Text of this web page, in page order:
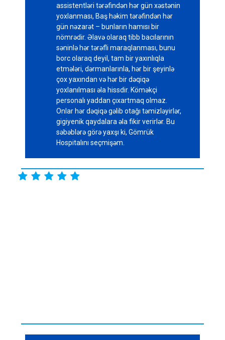
assistentləri tərəfindən hər gün xəstənin
yoxlanması, Baş həkim tərəfindən hər
gün nəzarət – bunların hamısı bir
nömrədir. Əlavə olaraq tibb bacılarının
səninlə hər tərəfli maraqlanması, bunu
borc olaraq deyil, tam bir yaxınlıqla
etmələri, dərmanlarınla, hər bir şeyinlə
çox yaxından və hər bir dəqiqə
yoxlanılması əla hissdir. Köməkçi
personalı yaddan çıxartmaq olmaz.
Onlar hər dəqiqə gəlib otağı təmizləyirlər,
gigiyenik qaydalara əla fikir verirlər. Bu
səbəblərə görə yaxşı ki, Gömrük
Hospitalını seçmişəm.
    